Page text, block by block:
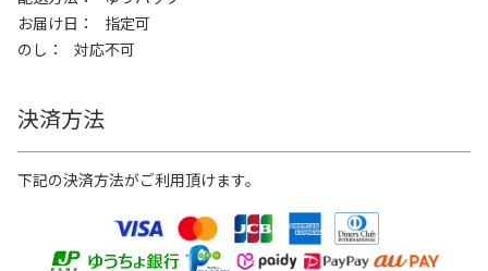
お届け日
指定可
のし
対応不可
決済方法
下記の決済方法がご利用頂けます。